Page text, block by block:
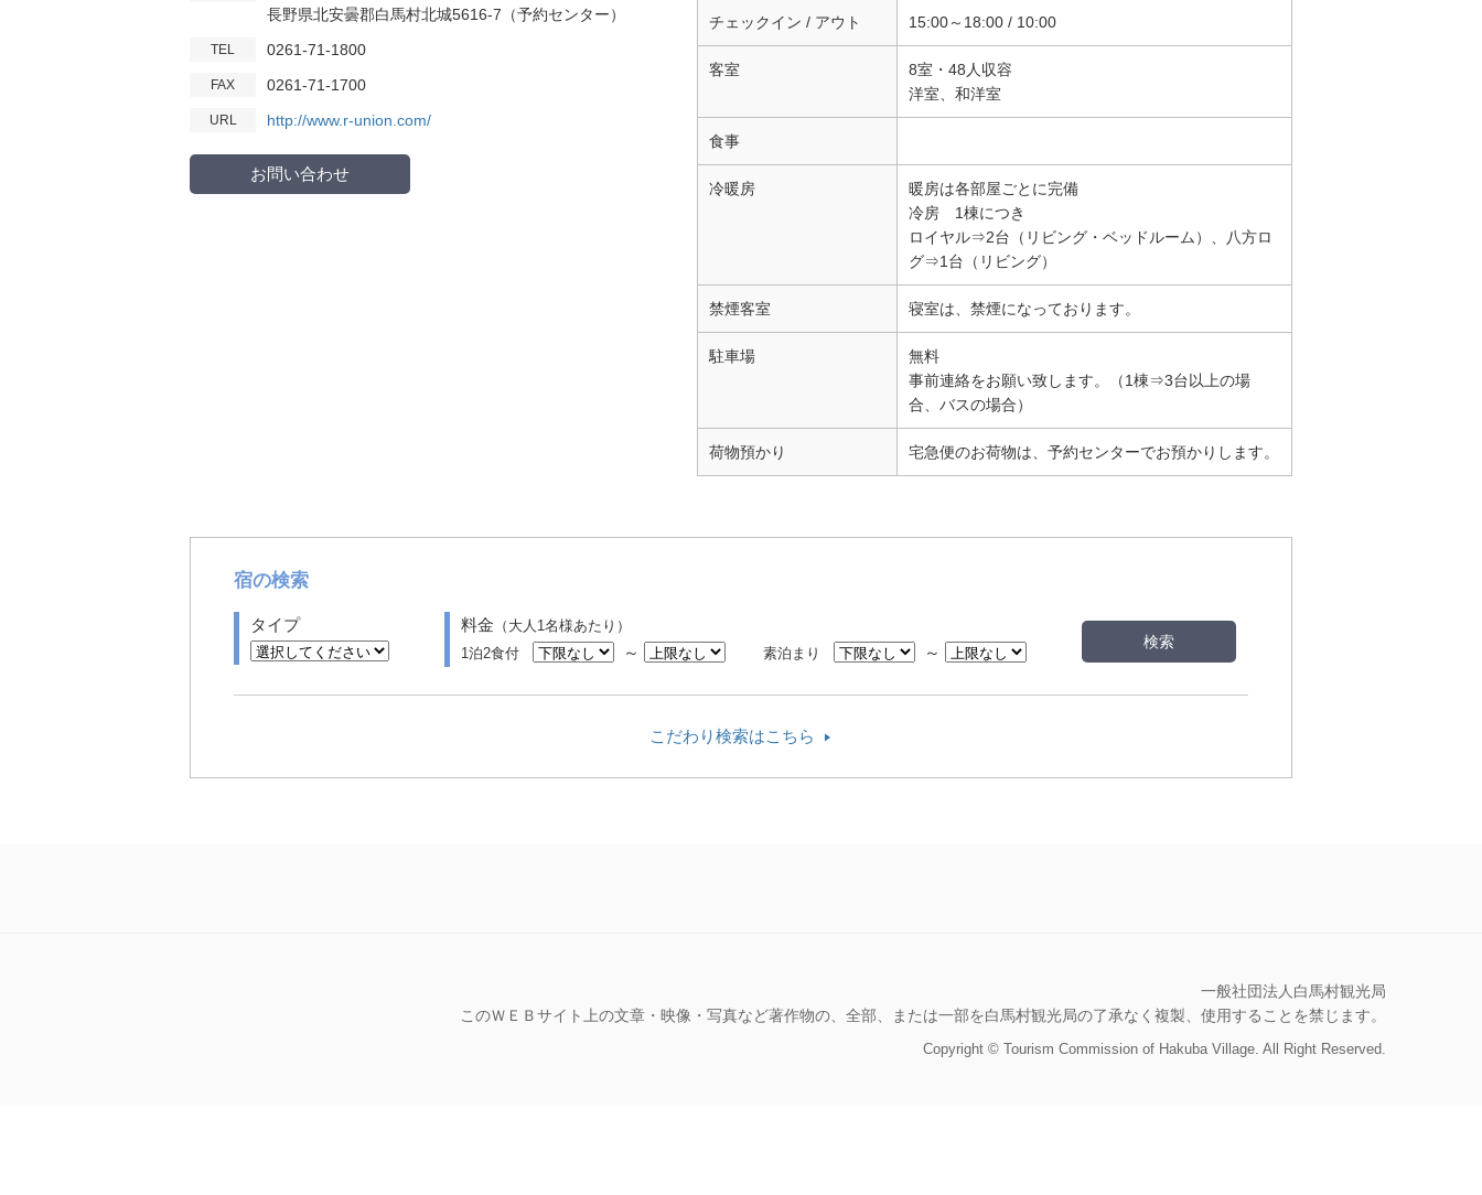
チェックイン / アウト 15:00～18:00 / 10:00
客室
8室・48人収容
洋室、和洋室
食事
冷暖房
暖房は各部屋ごとに完備
冷房 1棟につき
ロイヤル⇒2台（リビング・ベッドルーム）、八方ロ
グ⇒1台（リビング）
禁煙客室 寝室は、禁煙になっております。
駐車場
無料
事前連絡をお願い致します。（1棟⇒3台以上の場
合、バスの場合）
荷物預かり 宅急便のお荷物は、予約センターでお預かりします。
長野県北安曇郡白馬村北城5616-7（予約センター）
TEL 0261-71-1800
FAX 0261-71-1700
URL http://www.r-union.com/
お問い合わせ
宿の検索
タイプ 料金 （大人1名様あたり）
1泊2食付
～ 素泊まり ～
こだわり検索はこちら